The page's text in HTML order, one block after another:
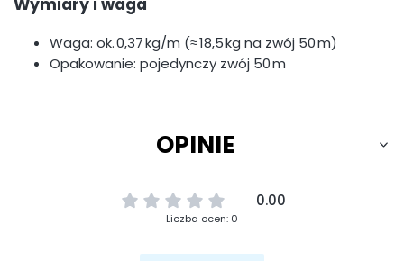
Wymiary i waga
Waga: ok. 0,37 kg/m (≈ 18,5 kg na zwój 50 m)
Opakowanie: pojedynczy zwój 50 m
OPINIE
0.00
Liczba ocen: 0